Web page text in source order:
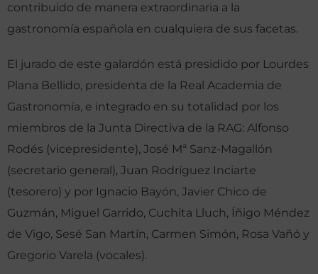
contribuido de manera extraordinaria a la
gastronomía española en cualquiera de sus facetas.
El jurado de este galardón está presidido por Lourdes
Plana Bellido, presidenta de la Real Academia de
Gastronomía, e integrado en su totalidad por los
miembros de la Junta Directiva de la RAG: Alfonso
Rodés (vicepresidente), José Mª Sanz-Magallón
(secretario general), Juan Rodríguez Inciarte
(tesorero) y por Ignacio Bayón, Javier Chico de
Guzmán, Miguel Garrido, Cuchita Lluch, Íñigo Méndez
de Vigo, Sesé San Martín, Carmen Simón, Rosa Vañó y
Gregorio Varela (vocales).